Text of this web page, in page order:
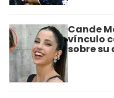
Cande
vínculo
sobre